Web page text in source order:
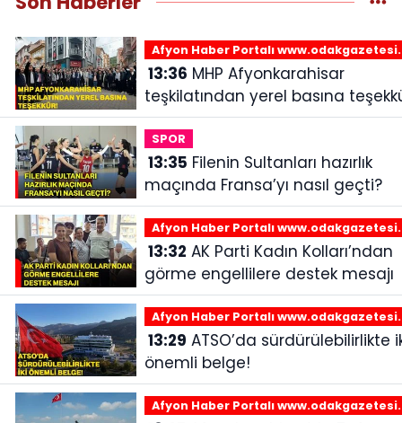
Afyon Haber Portalı
13:36
teşkilatından yerel basına
SPOR
13:35
maçında Fransa’yı nasıl geçti?
Afyon Haber Portalı
13:32
görme engellilere destek mesajı
Afyon Haber Portalı
13:29
önemli belge!
Afyon Haber Portalı